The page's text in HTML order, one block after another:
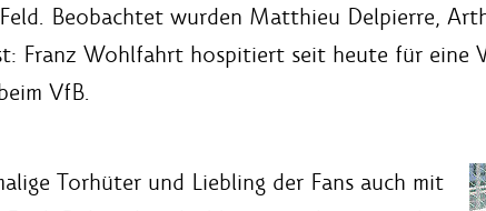
Beobachtet wurden Matthieu Delpierre,
Franz Wohlfahrt hospitiert seit heute für eine
VfB.
Torhüter und Liebling der Fans auch mit